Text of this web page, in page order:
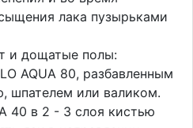
лака пузырьками
и дощатые полы:
AQUA 80, разбавленным
шпателем или валиком.
40 в 2 - 3 слоя кистью